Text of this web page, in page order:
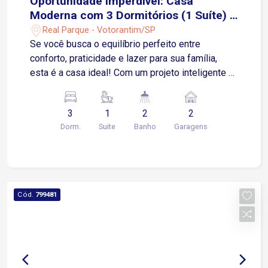
Moderna com 3 Dormitórios (1 Suíte) e
Espaço Gourmet Completo!
Real Parque - Votorantim/SP
Se você busca o equilíbrio perfeito entre
conforto, praticidade e lazer para sua família,
esta é a casa ideal! Com um projeto inteligente e
ambientes integrados e prontos para morar.
Destaques Internos: 3 Dormitórios
Aconchegantes: Sendo uma suíte privativa com
na cozinha. Banheiros Modernos: Equipados com
gabinetes e box de vidro, unindo estética e
3
Dorm.
1
Suite
2
Banho
2
Garagens
Cód. 799481